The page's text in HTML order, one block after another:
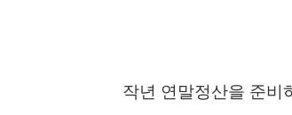
작년 연말정산을 준비